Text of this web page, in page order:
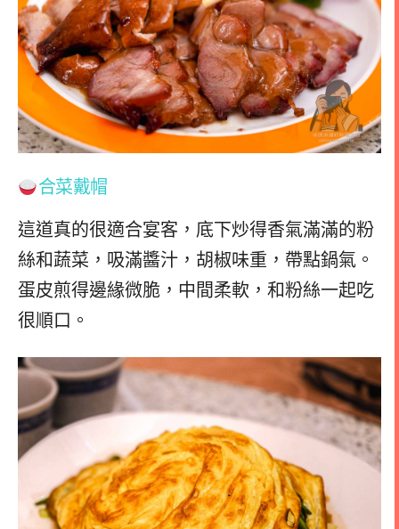
合菜戴帽
這道真的很適合宴客，底下炒得香氣滿滿的粉
絲和蔬菜，吸滿醬汁，胡椒味重，帶點鍋氣。
蛋皮煎得邊緣微脆，中間柔軟，和粉絲一起吃
很順口。